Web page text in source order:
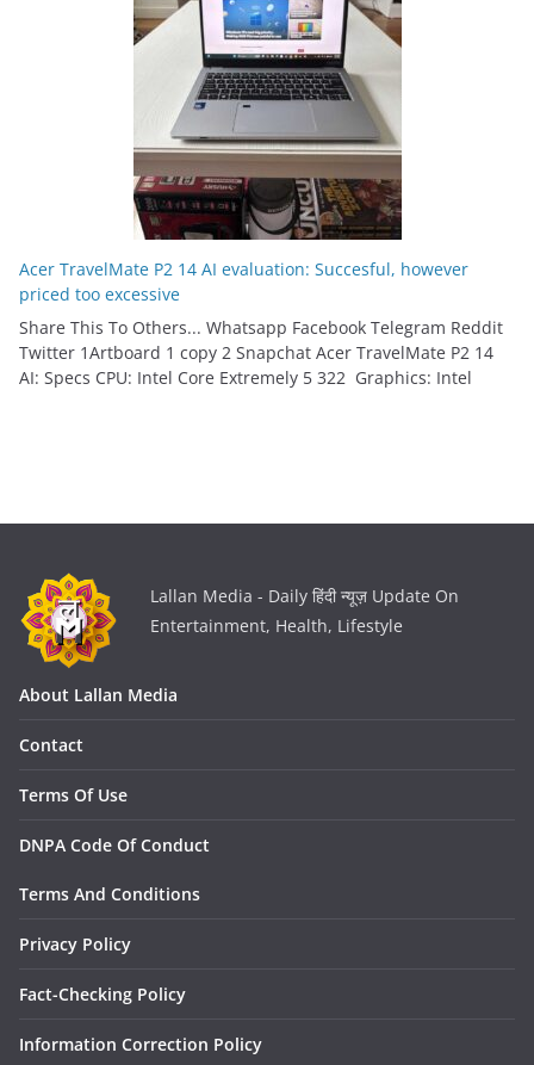
Acer TravelMate P2 14 AI evaluation: Succesful, however
priced too excessive
Share This To Others... Whatsapp Facebook Telegram Reddit
Twitter 1Artboard 1 copy 2 Snapchat Acer TravelMate P2 14
AI: Specs CPU: Intel Core Extremely 5 322 Graphics: Intel
Lallan Media - Daily हिंदी न्यूज़ Update On
Entertainment, Health, Lifestyle
About Lallan Media
Contact
Terms Of Use
DNPA Code Of Conduct
Terms And Conditions
Privacy Policy
Fact-Checking Policy
Information Correction Policy